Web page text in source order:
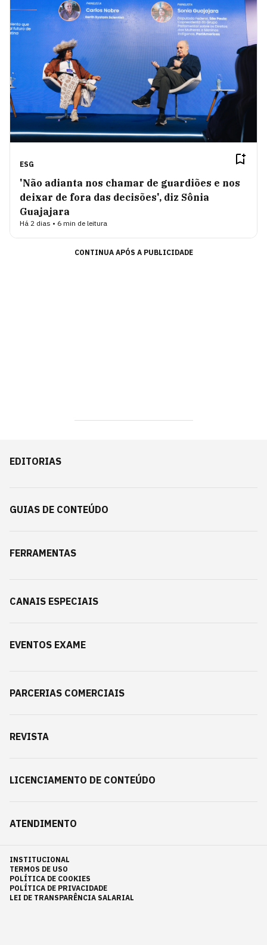
ESG
'Não adianta nos chamar de guardiões e nos
deixar de fora das decisões', diz Sônia
Guajajara
Há 2 dias • 6 min de leitura
CONTINUA APÓS A PUBLICIDADE
EDITORIAS
GUIAS DE CONTEÚDO
FERRAMENTAS
CANAIS ESPECIAIS
EVENTOS EXAME
PARCERIAS COMERCIAIS
REVISTA
LICENCIAMENTO DE CONTEÚDO
ATENDIMENTO
INSTITUCIONAL
TERMOS DE USO
POLÍTICA DE COOKIES
POLÍTICA DE PRIVACIDADE
LEI DE TRANSPARÊNCIA SALARIAL